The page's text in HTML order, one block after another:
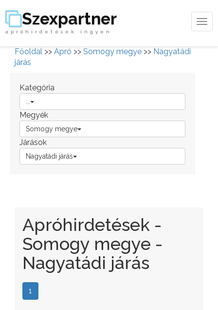
Szexpartner
apróhirdetések ingyen
Főoldal >> Apró >> Somogy megye >> Nagyatádi
járás
Kategória
Megyék
Somogy megye
Járások
Nagyatádi járás
Apróhirdetések -
Somogy megye -
Nagyatádi járás
1